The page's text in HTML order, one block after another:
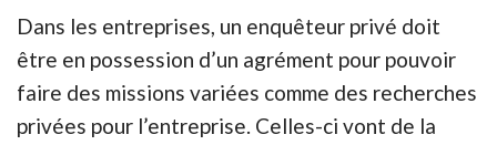
Dans les entreprises, un enquêteur privé doit
être en possession d’un agrément pour pouvoir
faire des missions variées comme des recherches
privées pour l’entreprise. Celles-ci vont de la